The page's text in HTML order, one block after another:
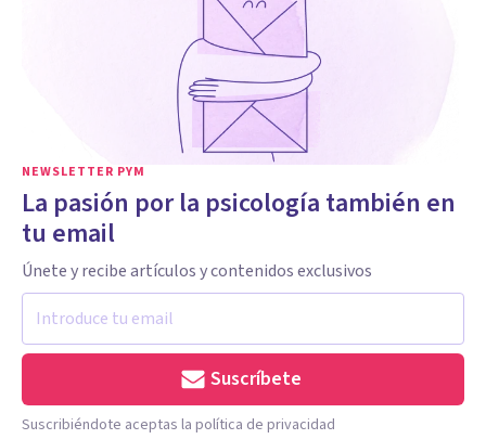
NEWSLETTER PYM
La pasión por la psicología también en
tu email
Únete y recibe artículos y contenidos exclusivos
Suscríbete
Suscribiéndote aceptas la política de privacidad